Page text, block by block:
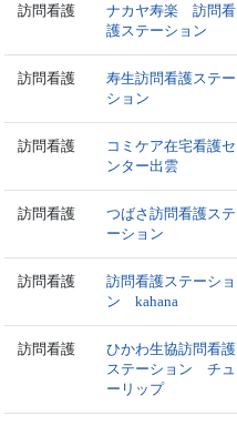
訪問看護
ナカヤ寿楽 訪問看
護ステーション
訪問看護
寿生訪問看護ステー
ション
訪問看護
コミケア在宅看護セ
ンター出雲
訪問看護
つばさ訪問看護ステ
ーション
訪問看護
訪問看護ステーショ
ン kahana
訪問看護
ひかわ生協訪問看護
ステーション チュ
ーリップ